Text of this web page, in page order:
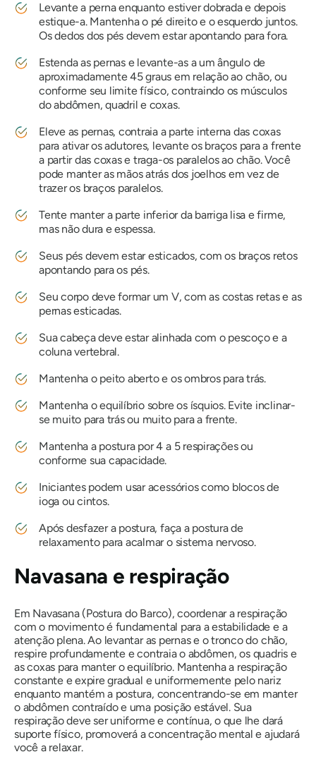
Levante a perna enquanto estiver dobrada e depois
estique-a. Mantenha o pé direito e o esquerdo juntos.
Os dedos dos pés devem estar apontando para fora.
Estenda as pernas e levante-as a um ângulo de
aproximadamente 45 graus em relação ao chão, ou
conforme seu limite físico, contraindo os músculos
do abdômen, quadril e coxas.
Eleve as pernas, contraia a parte interna das coxas
para ativar os adutores, levante os braços para a frente
a partir das coxas e traga-os paralelos ao chão. Você
pode manter as mãos atrás dos joelhos em vez de
trazer os braços paralelos.
Tente manter a parte inferior da barriga lisa e firme,
mas não dura e espessa.
Seus pés devem estar esticados, com os braços retos
apontando para os pés.
Seu corpo deve formar um V, com as costas retas e as
pernas esticadas.
Sua cabeça deve estar alinhada com o pescoço e a
coluna vertebral.
Mantenha o peito aberto e os ombros para trás.
Mantenha o equilíbrio sobre os ísquios. Evite inclinar-
se muito para trás ou muito para a frente.
Mantenha a postura por 4 a 5 respirações ou
conforme sua capacidade.
Iniciantes podem usar acessórios como blocos de
ioga ou cintos.
Após desfazer a postura, faça a postura de
relaxamento para acalmar o sistema nervoso.
Navasana e respiração
Em Navasana(Postura do Barco), coordenar a respiração
com o movimento é fundamental para a estabilidade e a
atenção plena. Ao levantar as pernas e o tronco do chão,
respire profundamente e contraia o abdômen, os quadris e
as coxas para manter o equilíbrio. Mantenha a respiração
constante e expire gradual e uniformemente pelo nariz
enquanto mantém a postura, concentrando-se em manter
o abdômen contraído e uma posição estável. Sua
respiração deve ser uniforme e contínua, o que lhe dará
suporte físico, promoverá a concentração mental e ajudará
você a relaxar.